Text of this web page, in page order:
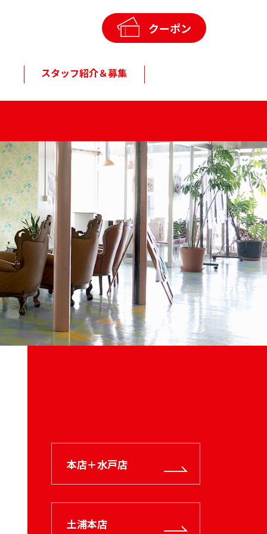
クーポン
スタッフ紹介＆募集
本店＋水戸店
土浦本店